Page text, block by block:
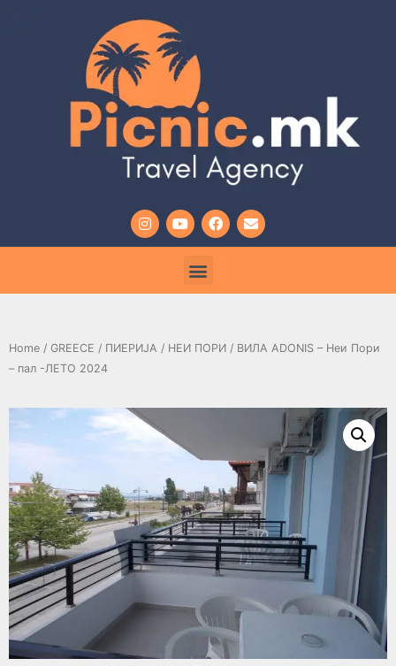
Home / GREECE / ПИЕРИЈА / НЕИ ПОРИ / ВИЛА ADONIS – Неи Пoри
– пал -ЛЕТО 2024